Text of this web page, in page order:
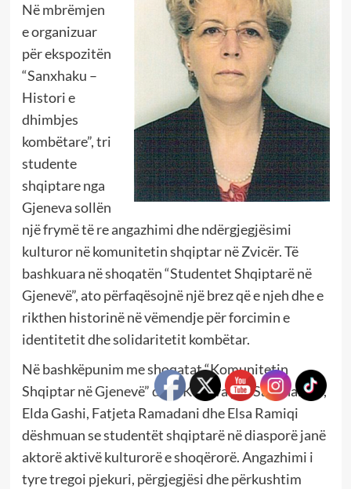
Në mbrëmjen
e organizuar
për ekspozitën
“Sanxhaku –
Histori e
dhimbjes
kombëtare”, tri
studente
shqiptare nga
Gjeneva sollën
një frymë të re angazhimi dhe ndërgjegjësimi
kulturor në komunitetin shqiptar në Zvicër. Të
bashkuara në shoqatën “Studentet Shqiptarë në
Gjenevë”, ato përfaqësojnë një brez që e njeh dhe e
rikthen historinë në vëmendje për forcimin e
identitetit dhe solidaritetit kombëtar.
Në bashkëpunim me shoqatat “Komunitetin
Shqiptar në Gjenevë” dhe “Kosova për Sanxhakun”,
Elda Gashi, Fatjeta Ramadani dhe Elsa Ramiqi
dëshmuan se studentët shqiptarë në diasporë janë
aktorë aktivë kulturorë e shoqërorë. Angazhimi i
tyre tregoi pjekuri, përgjegjësi dhe përkushtim